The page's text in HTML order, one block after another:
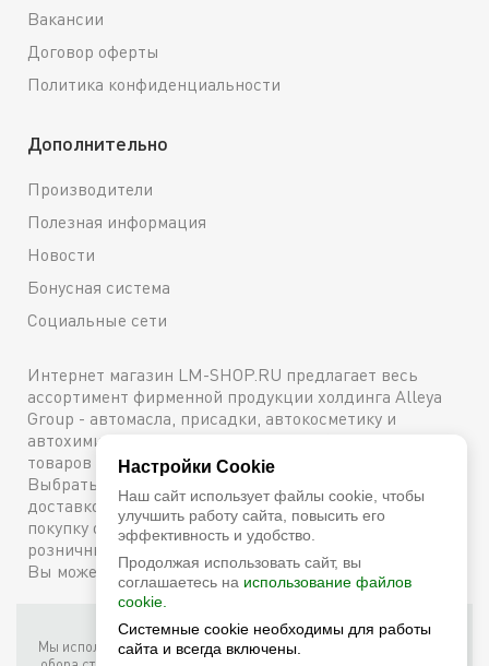
Вакансии
Договор оферты
Политика конфиденциальности
Дополнительно
Производители
Полезная информация
Новости
Бонусная система
Социальные сети
Интернет магазин LM-SHOP.RU предлагает весь
ассортимент фирменной продукции холдинга Alleya
Group - автомасла, присадки, автокосметику и
автохимию. Каталог содержит подробное описание
товаров с техническими характеристиками и ценами.
Выбрать и купить оригинальную продукцию с
доставкой по Москве можно сейчас же, оформив
покупку онлайн, либо посетив один из наших
розничных магазинов. Более подробную информацию
Вы можете получить по телефону+7 (800) 600-48-38
Фирменный интернет-магазин LM Shop © 2026
Мы используем собственные куки (соокіе) и куки третьих лиц для
Настройки Cookie
Наш сайт использует файлы cookie, чтобы
улучшить работу сайта, повысить его
эффективность и удобство.
Продолжая использовать сайт, вы
соглашаетесь на использование файлов
cookie.
Системные cookie необходимы для работы
сайта и всегда включены.